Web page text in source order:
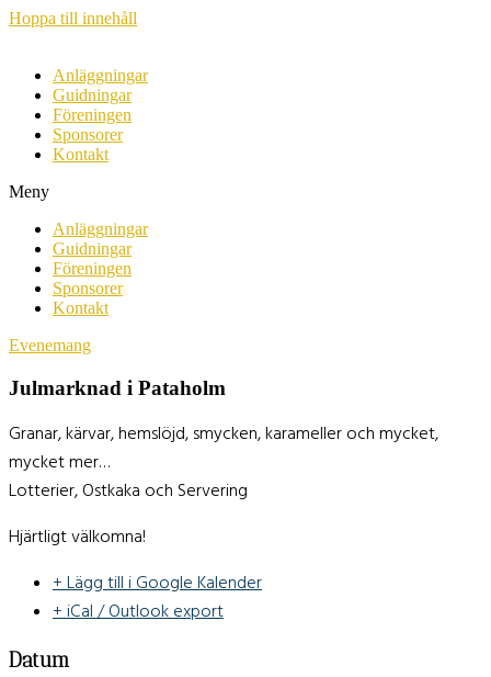
Hoppa till innehåll
Anläggningar
Guidningar
Föreningen
Sponsorer
Kontakt
Meny
Anläggningar
Guidningar
Föreningen
Sponsorer
Kontakt
Evenemang
Julmarknad i Pataholm
Granar, kärvar, hemslöjd, smycken, karameller och mycket,
mycket mer…
Lotterier, Ostkaka och Servering
Hjärtligt välkomna!
+ Lägg till i Google Kalender
+ iCal / Outlook export
Datum